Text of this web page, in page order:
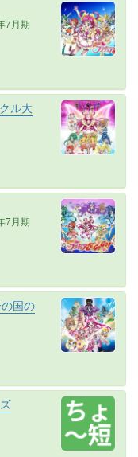
7月期
ル大
7月期
国の